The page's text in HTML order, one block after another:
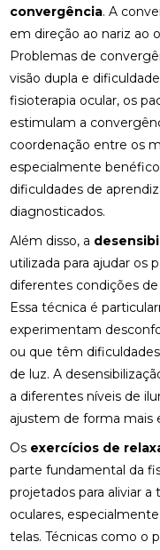
convergência. A
em direção ao nariz ao
Problemas de
visão dupla e
fisioterapia ocular, os
estimulam a
coordenação entre os
especialmente
dificuldades de
diagnosticados.
Além disso, a
utilizada para ajudar os
diferentes condições
Essa técnica é
experimentam
ou que têm
de luz. A
a diferentes níveis de
ajustem de forma mais
Os exercícios de
parte fundamental da
projetados para aliviar
oculares,
telas. Técnicas como o
COMO A OSTEOPATIA PODE ALIVIAR A DOR NO
NERVO CIÁTICO
COMO A OSTEOPATIA RJ PODE MELHORAR SUA
QUALIDADE DE
SUAS DORES
COMO A PALMILHA PARA FASCITE PLANTAR PODE
ALIVIAR SUAS DORES
COMO A QUIROPRAXIA PODE AJUDAR NO
TRATAMENTO DA
JOELHO
COMO AS PALMILHAS AJUDAM NO SEU
TRATAMENTO?
MELHORAR SEU
COMO ENCONTRAR QUIROPRAXIA PERTO DE VOCÊ
PARA ALÍVIO DAS
COMO ENCONTRAR UM ACUPUNTURISTA
QUALIFICADO